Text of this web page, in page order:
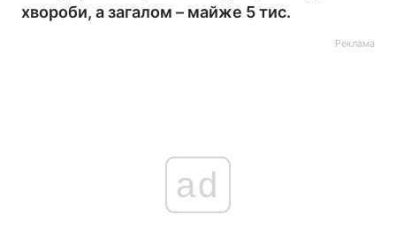
хвороби, а загалом – майже 5 тис.
Реклама
ad